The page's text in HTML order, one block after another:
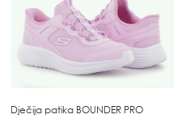
Dječija patika BOUNDER PRO